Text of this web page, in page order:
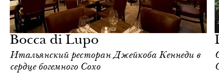
Bocca di Lupo
Итальянский ресторан Джейкоба Кеннеди в
сердце богемного Сохо